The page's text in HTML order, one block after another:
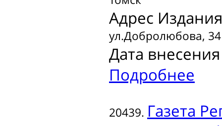
Адрес
ул.Добролюбова, 34
Дата
Подробнее
20439. Газета